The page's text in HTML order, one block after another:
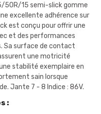
50R/15 semi-slick gomme
excellente adhérence sur
est conçu pour offrir une
et des performances
Sa surface de contact
une motricité
stabilité exemplaire en
sain lorsque
Jante 7 - 8 Indice : 86V.
: